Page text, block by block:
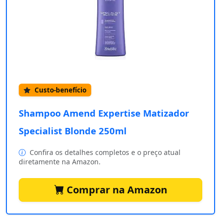
Custo-benefício
Shampoo Amend Expertise Matizador
Specialist Blonde 250ml
Confira os detalhes completos e o preço atual
diretamente na Amazon.
Comprar na Amazon